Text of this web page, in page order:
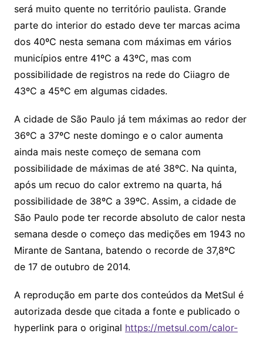
será muito quente no território paulista. Grande
parte do interior do estado deve ter marcas acima
dos 40ºC nesta semana com máximas em vários
municípios entre 41ºC a 43ºC, mas com
possibilidade de registros na rede do Ciiagro de
43ºC a 45ºC em algumas cidades.
A cidade de São Paulo já tem máximas ao redor der
36ºC a 37ºC neste domingo e o calor aumenta
ainda mais neste começo de semana com
possibilidade de máximas de até 38ºC. Na quinta,
após um recuo do calor extremo na quarta, há
possibilidade de 38ºC a 39ºC. Assim, a cidade de
São Paulo pode ter recorde absoluto de calor nesta
semana desde o começo das medições em 1943 no
Mirante de Santana, batendo o recorde de 37,8ºC
de 17 de outubro de 2014.
A reprodução em parte dos conteúdos da MetSul é
autorizada desde que citada a fonte e publicado o
hyperlink para o original https://metsul.com/calor-